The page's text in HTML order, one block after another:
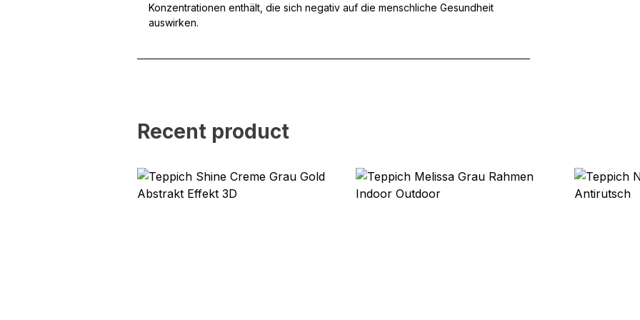
Konzentrationen enthält, die sich negativ auf die menschliche Gesundheit
auswirken.
Recent product
indem sie anonyme Informationen sammeln und melden.
Marketing-Cookies werden verwendet, um Benutzer über Websites hinweg zu verfolgen. Das
anzuzeigen, die für den einzelnen Benutzer relevant und ansprechend sind und somit
Nicht kategorisiert.